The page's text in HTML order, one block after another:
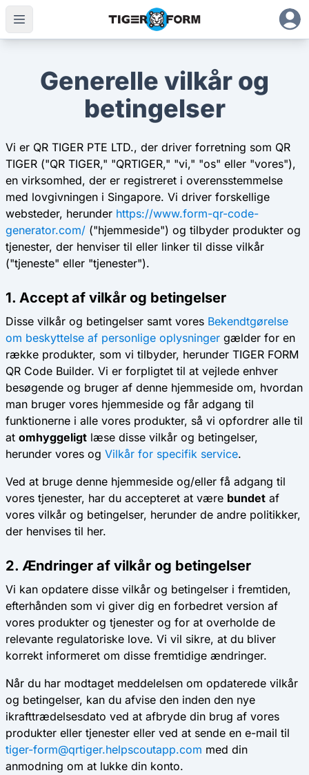
Generelle vilkår og
betingelser
Vi er QR TIGER PTE LTD., der driver forretning som QR
TIGER ("QR TIGER," "QRTIGER," "vi," "os" eller "vores"),
en virksomhed, der er registreret i overensstemmelse
med lovgivningen i Singapore. Vi driver forskellige
websteder, herunder https://www.form-qr-code-
generator.com/ ("hjemmeside") og tilbyder produkter og
tjenester, der henviser til eller linker til disse vilkår
("tjeneste" eller "tjenester").
1. Accept af vilkår og betingelser
Disse vilkår og betingelser samt vores Bekendtgørelse
om beskyttelse af personlige oplysninger gælder for en
række produkter, som vi tilbyder, herunder TIGER FORM
QR Code Builder. Vi er forpligtet til at vejlede enhver
besøgende og bruger af denne hjemmeside om, hvordan
man bruger vores hjemmeside og får adgang til
funktionerne i alle vores produkter, så vi opfordrer alle til
at omhyggeligt læse disse vilkår og betingelser,
herunder vores og Vilkår for specifik service.
Ved at bruge denne hjemmeside og/eller få adgang til
vores tjenester, har du accepteret at være bundet af
vores vilkår og betingelser, herunder de andre politikker,
der henvises til her.
2. Ændringer af vilkår og betingelser
Vi kan opdatere disse vilkår og betingelser i fremtiden,
efterhånden som vi giver dig en forbedret version af
vores produkter og tjenester og for at overholde de
relevante regulatoriske love. Vi vil sikre, at du bliver
korrekt informeret om disse fremtidige ændringer.
Når du har modtaget meddelelsen om opdaterede vilkår
og betingelser, kan du afvise den inden den nye
ikrafttrædelsesdato ved at afbryde din brug af vores
produkter eller tjenester eller ved at sende en e-mail til
tiger-form@qrtiger.helpscoutapp.com med din
anmodning om at lukke din konto.